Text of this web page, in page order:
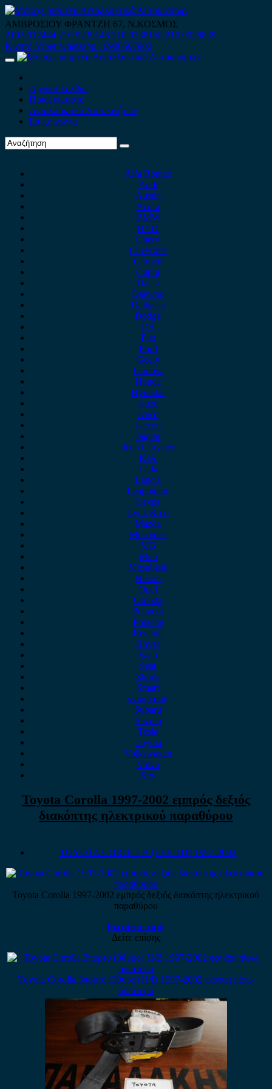
Skip
to
content
ΑΜΒΡΟΣΙΟΥ ΦΡΑΝΤΖΗ 67, Ν.ΚΟΣΜΟΣ
210 9012444 210 9239148 210 9238158 210 9026839
Κινητό-Viber-whatsapp : 6980507900
Primary
Αρχική Σελίδα
Ποιοί είμαστε
Ανταλλακτικά Αυτοκινήτων
Επικοινωνία
Alfa Romeo
Audi
Austin
Acura
BMW
BYD
Chery
Chevrolet
Citroen
Cupra
Dacia
Daewoo
Daihatsu
Dodge
DS
Fiat
Ford
Geely
Gonow
Honda
Hyundai
Isuzu
iveco
Jaecoo
Jaguar
Jeep Chrysler
KIA
Lada
Lancia
Leapmotor
Lexus
Lynk & co
Mazda
Mercedes
MG
Mini
Mitsubishi
Nissan
Opel
Omoda
Peugeot
Porsche
Renault
Rover
Saab
Seat
Skoda
Smart
ssangyong
Subaru
Suzuki
Tesla
Toyota
Volkswagen
Volvo
Xev
Toyota Corolla 1997-2002 εμπρός δεξιός
διακόπτης ηλεκτρικού παραθύρου
TOYOTA COROLLA (EEB 111) 1997-2002
Toyota Corolla 1997-2002 εμπρός δεξιός διακόπτης ηλεκτρικού
παραθύρου
Ρωτήστε τιμή
Δείτε επίσης
Toyota Corolla 3πορτο (3θυρο) H/B 1997-2002 φανάρι πίσω
αριστερό